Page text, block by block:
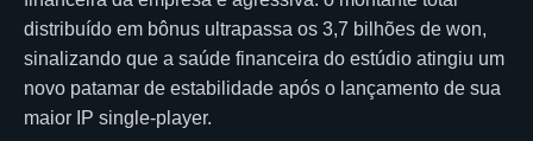
distribuído em bônus ultrapassa os 3,7 bilhões de won,
sinalizando que a saúde financeira do estúdio atingiu um
novo patamar de estabilidade após o lançamento de sua
maior IP single-player.